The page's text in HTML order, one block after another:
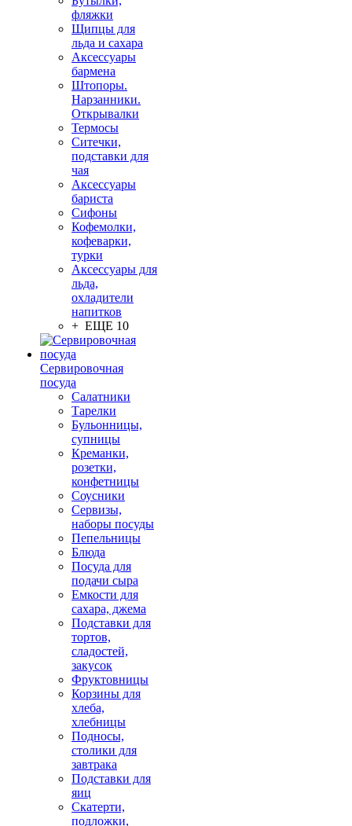
фляжки
Щипцы для
льда и сахара
Аксессуары
бармена
Штопоры.
Нарзанники.
Открывалки
Термосы
Ситечки,
подставки для
чая
Аксессуары
бариста
Сифоны
Кофемолки,
кофеварки,
турки
Аксессуары для
льда,
охладители
напитков
+ ЕЩЕ 10
Сервировочная
посуда
Салатники
Тарелки
Бульонницы,
супницы
Креманки,
розетки,
конфетницы
Соусники
Сервизы,
наборы посуды
Пепельницы
Блюда
Посуда для
подачи сыра
Емкости для
сахара, джема
Подставки для
тортов,
сладостей,
закусок
Фруктовницы
Корзины для
хлеба,
хлебницы
Подносы,
столики для
завтрака
Подставки для
яиц
Скатерти,
подложки,